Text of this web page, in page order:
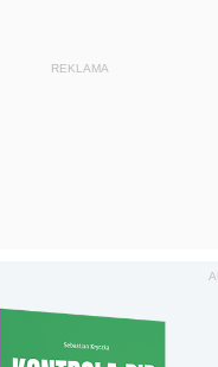
REKLAMA